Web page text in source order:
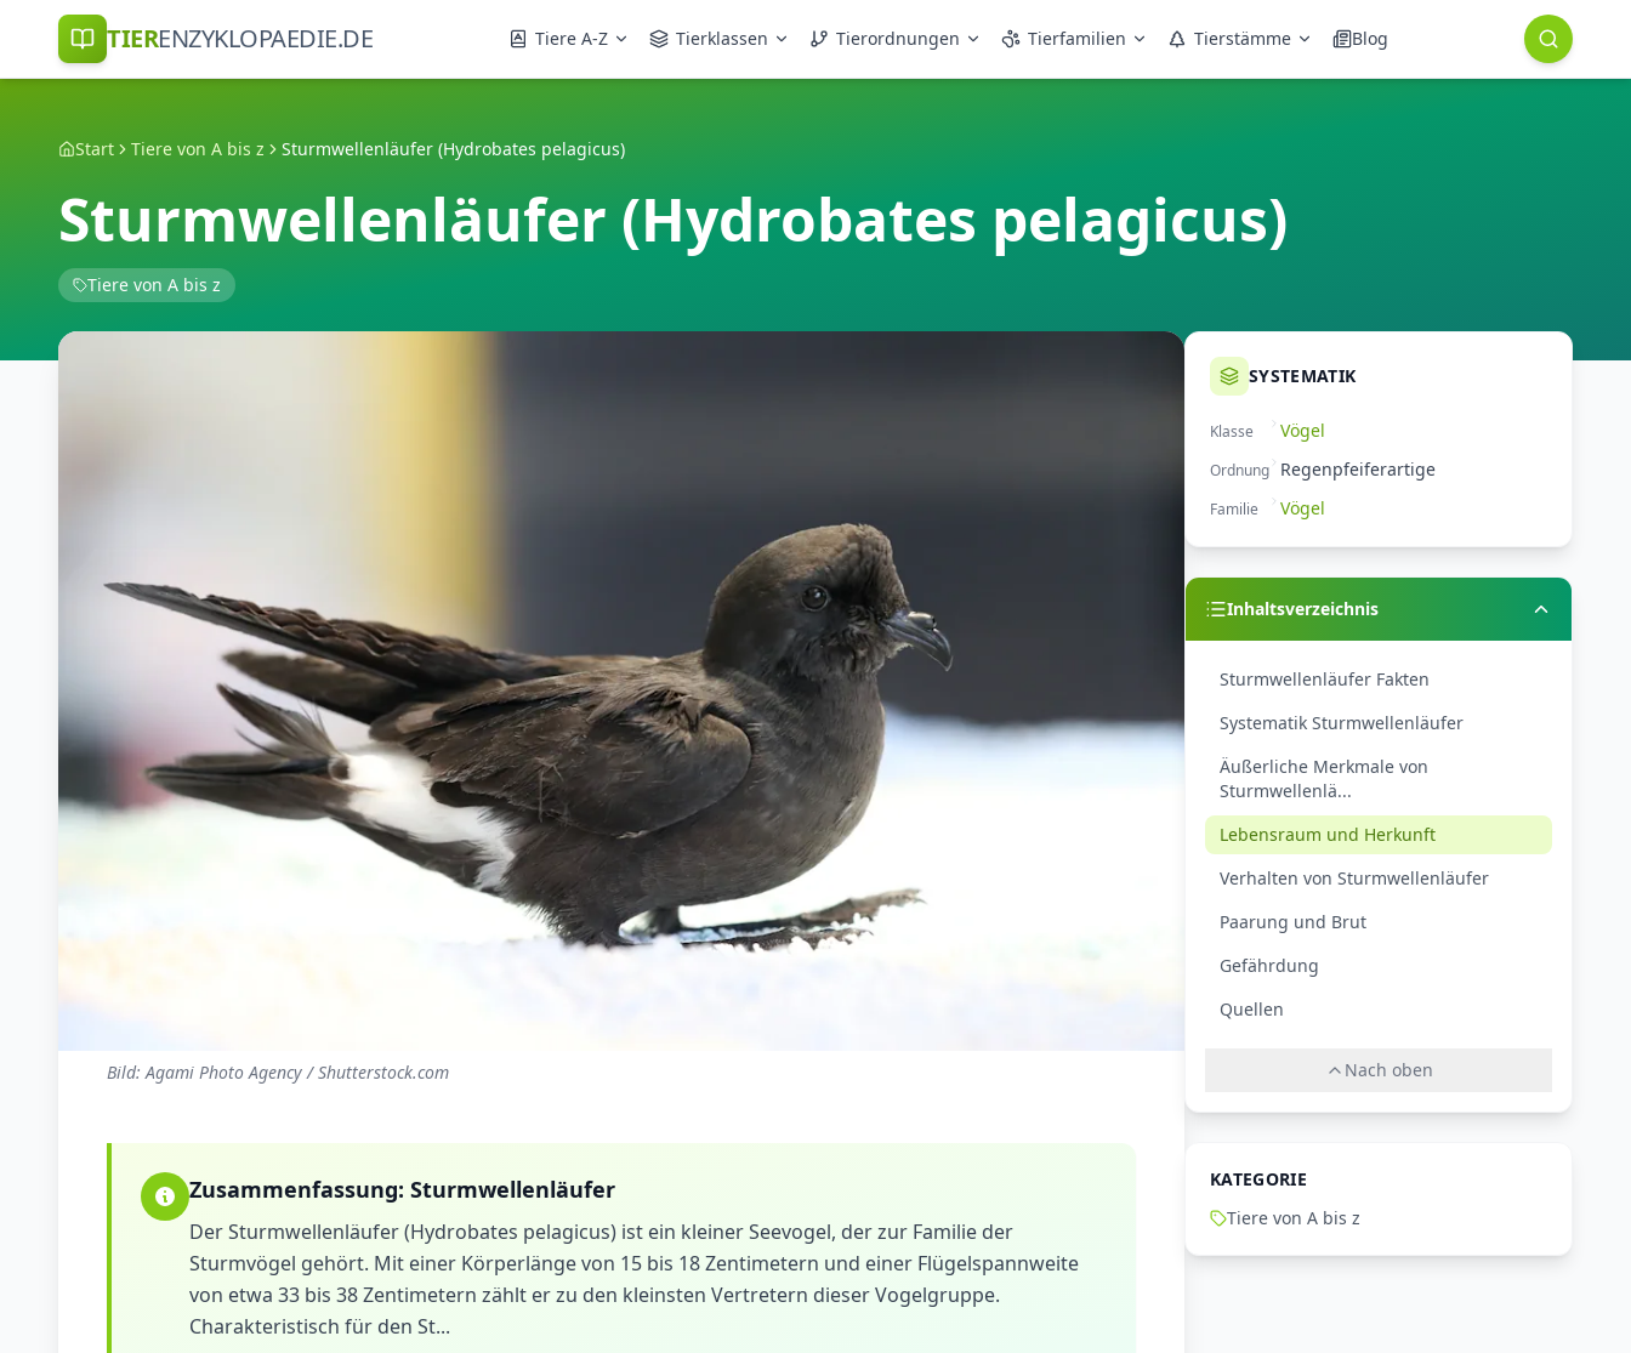
TIERENZYKLOPAEDIE.DE Tiere A-Z Tierklassen Tierordnungen Tierfamilien Tierstämme Blog
Start Tiere von A bis z Sturmwellenläufer (Hydrobates pelagicus)
Sturmwellenläufer (Hydrobates pelagicus)
Tiere von A bis z
Bild: Agami Photo Agency / Shutterstock.com
Zusammenfassung: Sturmwellenläufer
Der Sturmwellenläufer (Hydrobates pelagicus) ist ein kleiner Seevogel, der zur Familie der
Sturmvögel gehört. Mit einer Körperlänge von 15 bis 18 Zentimetern und einer Flügelspannweite
von etwa 33 bis 38 Zentimetern zählt er zu den kleinsten Vertretern dieser Vogelgruppe.
Charakteristisch für den St...
SYSTEMATIK
Klasse Vögel
Ordnung Regenpfeiferartige
Familie Vögel
Inhaltsverzeichnis
Sturmwellenläufer Fakten
Systematik Sturmwellenläufer
Äußerliche Merkmale von
Sturmwellenlä...
Lebensraum und Herkunft
Verhalten von Sturmwellenläufer
Paarung und Brut
Gefährdung
Quellen
Nach oben
KATEGORIE
Tiere von A bis z